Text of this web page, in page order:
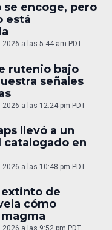
se encoge, pero
está
a las 5:44 am PDT
rutenio bajo
señales
a las 12:24 pm PDT
llevó a un
catalogado en
a las 10:48 pm PDT
extinto de
cómo